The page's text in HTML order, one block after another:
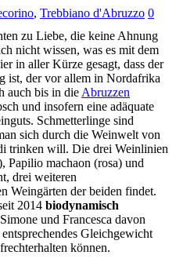
, Trebbiano d'Abruzzo 0
zu Liebe, die keine Ahnung
nicht wissen, was es mit dem
in aller Kürze gesagt, dass der
ist, der vor allem in Nordafrika
auch bis in dieAbruzzen
und insofern eine adäquate
Schmetterlinge sind
sich durch die Weinwelt von
trinken will. Die drei Weinlinien
Papilio machaon (rosa) und
drei weiteren
Weingärten der beiden findet.
2014 biodynamisch
und Francesca davon
Gleichgewicht
können.